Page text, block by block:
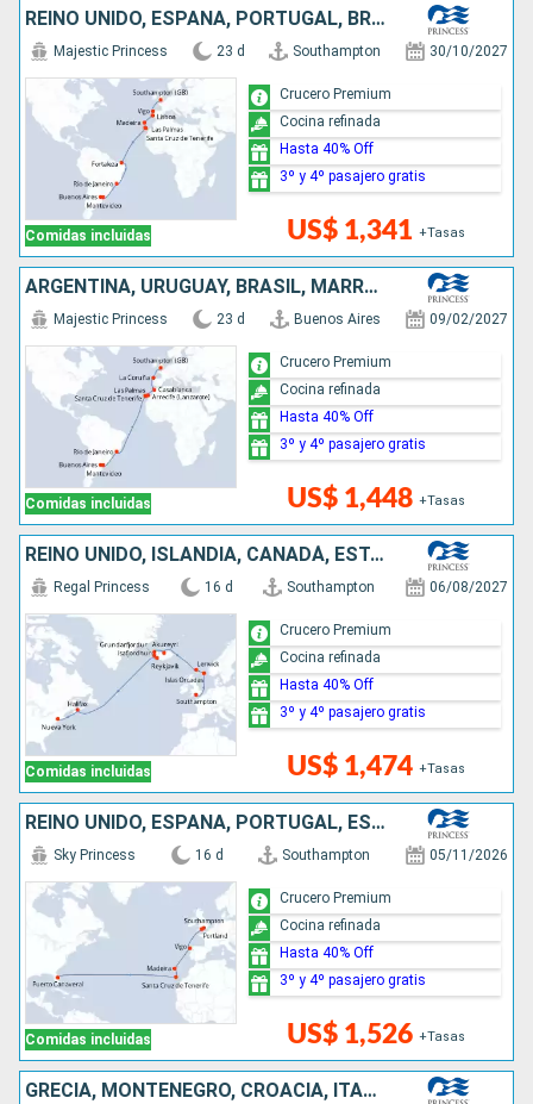
REINO UNIDO, ESPAÑA, PORTUGAL, BRASIL, URUGUAY, ARGENTINA
Comidas incluidas
Majestic Princess 23 d Southampton 30/10/2027
US$ 1,341 +Tasas
Crucero Premium
Cocina refinada
Hasta 40% Off
3º y 4º pasajero gratis
ARGENTINA, URUGUAY, BRASIL, MARRUECOS, ESPAÑA, REINO UNIDO
Comidas incluidas
Majestic Princess 23 d Buenos Aires 09/02/2027
US$ 1,448 +Tasas
Crucero Premium
Cocina refinada
Hasta 40% Off
3º y 4º pasajero gratis
REINO UNIDO, ISLANDIA, CANADÁ, ESTADOS UNIDOS
Comidas incluidas
Regal Princess 16 d Southampton 06/08/2027
US$ 1,474 +Tasas
Crucero Premium
Cocina refinada
Hasta 40% Off
3º y 4º pasajero gratis
REINO UNIDO, ESPAÑA, PORTUGAL, ESTADOS UNIDOS
Comidas incluidas
Sky Princess 16 d Southampton 05/11/2026
US$ 1,526 +Tasas
Crucero Premium
Cocina refinada
Hasta 40% Off
3º y 4º pasajero gratis
GRECIA, MONTENEGRO, CROACIA, ITALIA, ESPAÑA, MARRUECOS, HONDURAS, ESTADOS UNIDOS